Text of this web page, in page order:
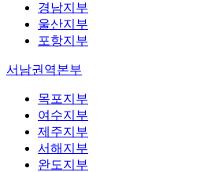
경남지부
울산지부
포항지부
서남권역본부
목포지부
여수지부
제주지부
서해지부
완도지부